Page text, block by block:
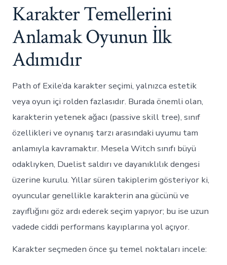
Karakter Temellerini
Anlamak Oyunun İlk
Adımıdır
Path of Exile’da karakter seçimi, yalnızca estetik
veya oyun içi rolden fazlasıdır. Burada önemli olan,
karakterin yetenek ağacı (passive skill tree), sınıf
özellikleri ve oynanış tarzı arasındaki uyumu tam
anlamıyla kavramaktır. Mesela Witch sınıfı büyü
odaklıyken, Duelist saldırı ve dayanıklılık dengesi
üzerine kurulu. Yıllar süren takiplerim gösteriyor ki,
oyuncular genellikle karakterin ana gücünü ve
zayıflığını göz ardı ederek seçim yapıyor; bu ise uzun
vadede ciddi performans kayıplarına yol açıyor.
Karakter seçmeden önce şu temel noktaları incele: